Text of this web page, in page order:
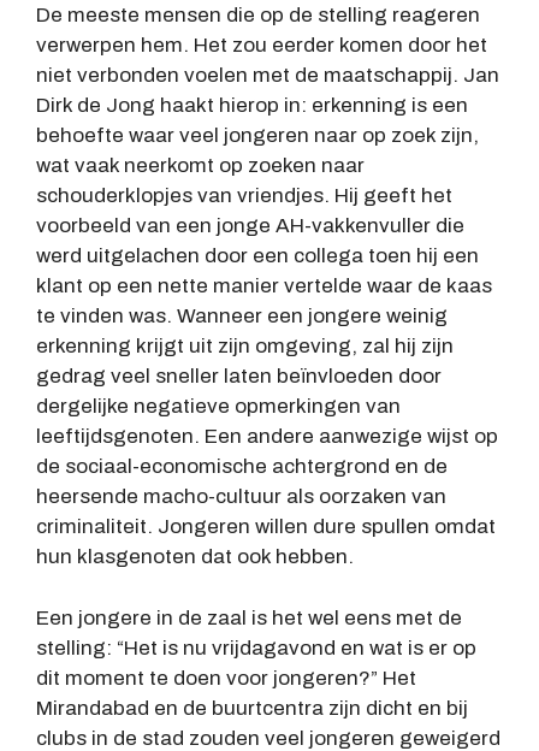
De meeste mensen die op de stelling reageren
verwerpen hem. Het zou eerder komen door het
niet verbonden voelen met de maatschappij. Jan
Dirk de Jong haakt hierop in: erkenning is een
behoefte waar veel jongeren naar op zoek zijn,
wat vaak neerkomt op zoeken naar
schouderklopjes van vriendjes. Hij geeft het
voorbeeld van een jonge AH-vakkenvuller die
werd uitgelachen door een collega toen hij een
klant op een nette manier vertelde waar de kaas
te vinden was. Wanneer een jongere weinig
erkenning krijgt uit zijn omgeving, zal hij zijn
gedrag veel sneller laten beïnvloeden door
dergelijke negatieve opmerkingen van
leeftijdsgenoten. Een andere aanwezige wijst op
de sociaal-economische achtergrond en de
heersende macho-cultuur als oorzaken van
criminaliteit. Jongeren willen dure spullen omdat
hun klasgenoten dat ook hebben.
Een jongere in de zaal is het wel eens met de
stelling: “Het is nu vrijdagavond en wat is er op
dit moment te doen voor jongeren?” Het
Mirandabad en de buurtcentra zijn dicht en bij
clubs in de stad zouden veel jongeren geweigerd